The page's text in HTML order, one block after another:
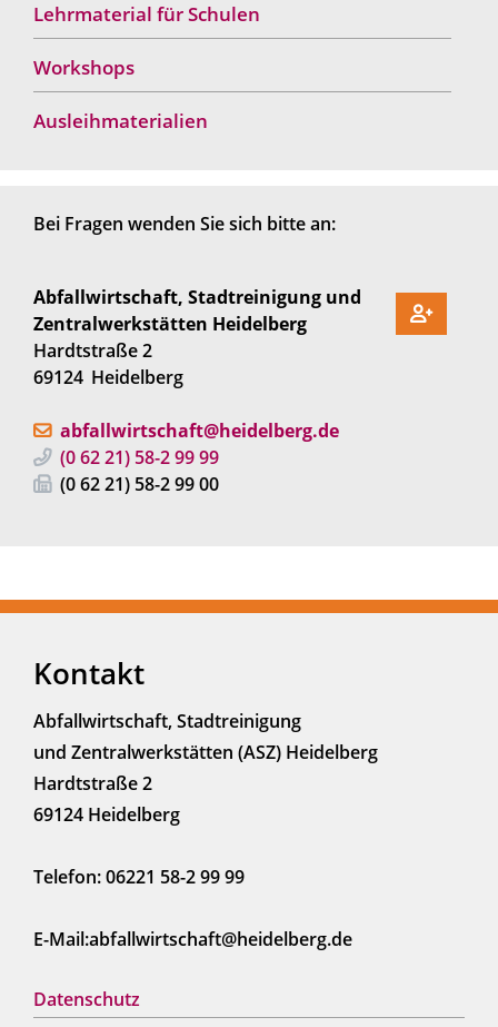
Lehrmaterial für Schulen
Workshops
Ausleihmaterialien
Bei Fragen wenden Sie sich bitte an:
Abfallwirtschaft, Stadtreinigung und
Zentralwerkstätten Heidelberg
Hardtstraße 2
69124 Heidelberg
abfallwirtschaft@heidelberg.de
(06221) 58-29999
(06221) 58-29900
Kontakt
Abfallwirtschaft, Stadtreinigung
und Zentralwerkstätten (ASZ) Heidelberg
Hardtstraße 2
69124 Heidelberg
Telefon: 06221 58-2 99 99
E-Mail:abfallwirtschaft@heidelberg.de
Datenschutz